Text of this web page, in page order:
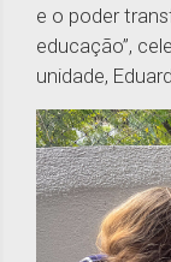
e o poder
educação”,
unidade,